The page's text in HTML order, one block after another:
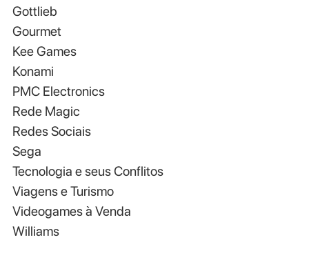
Gottlieb
Gourmet
Kee Games
Konami
PMC Electronics
Rede Magic
Redes Sociais
Sega
Tecnologia e seus Conflitos
Viagens e Turismo
Videogames à Venda
Williams